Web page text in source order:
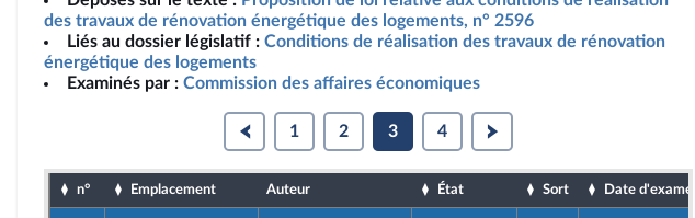
des travaux de rénovation énergétique des logements, n° 2596
Liés au dossier législatif : Conditions de réalisation des travaux de rénovation
énergétique des logements
Examinés par : Commission des affaires économiques
1 2 3 4
n° Emplacement Auteur État Sort Date d'examen